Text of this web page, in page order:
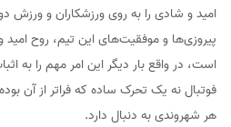
امید و شادی را به روی ورزشکاران و
پیروزی‌ها و موفقیت‌های این تیم، روح امید
است، در واقع بار دیگر این امر مهم را به
فوتبال نه یک تحرک ساده که فراتر از آن
هر شهروندی به دنبال دارد.